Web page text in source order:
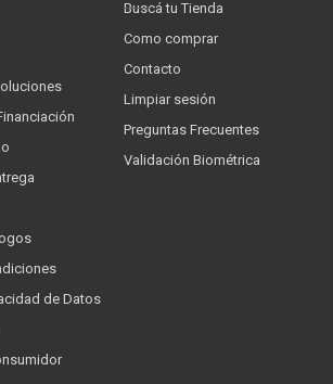
de Datos
Buscá tu Tienda
Como comprar
Contacto
Limpiar sesión
Preguntas Frecuentes
Validación Biométrica